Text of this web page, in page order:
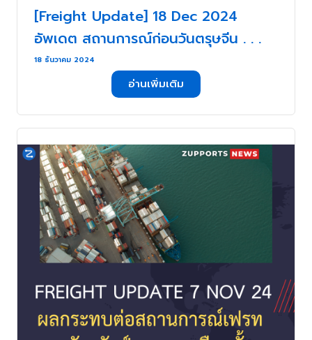
[Freight Update] 18 Dec 2024
อัพเดต สถานการณ์ก่อนวันตรุษจีน . . .
18 ธันวาคม 2024
อ่านเพิ่มเติม